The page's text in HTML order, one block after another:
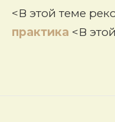
<В этой теме
практика <В